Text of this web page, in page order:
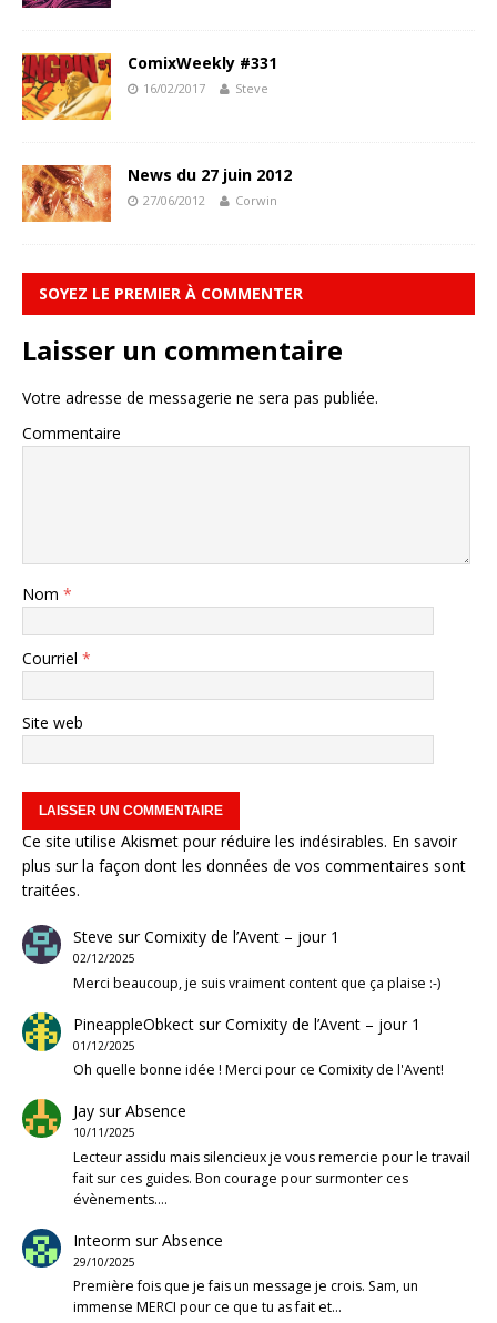
ComixWeekly #331
16/02/2017 Steve
News du 27 juin 2012
27/06/2012 Corwin
SOYEZ LE PREMIER À COMMENTER
Laisser un commentaire
Votre adresse de messagerie ne sera pas publiée.
Commentaire
Nom *
Courriel *
Site web
Ce site utilise Akismet pour réduire les indésirables. En savoir
plus sur la façon dont les données de vos commentaires sont
traitées.
Steve surComixity de l’Avent – jour 1
02/12/2025
Merci beaucoup, je suis vraiment content que ça plaise :-)
PineappleObkectsurComixity de l’Avent – jour 1
01/12/2025
Oh quelle bonne idée ! Merci pour ce Comixity de l'Avent!
JaysurAbsence
10/11/2025
Lecteur assidu mais silencieux je vous remercie pour le travail
fait sur ces guides. Bon courage pour surmonter ces
évènements.…
Inteorm surAbsence
29/10/2025
Première fois que je fais un message je crois. Sam, un
immense MERCI pour ce que tu as fait et…